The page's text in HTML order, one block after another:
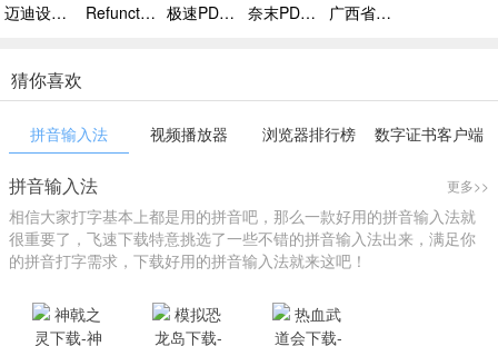
迈迪设计宝2018工作站下载，迈迪设计宝电脑版下载 v3.0.12.2 Refunct下载，Refunct中文免安装下载 v1.0 极速PDF阅读器下载，极速PDF阅读器下载 v3.0.0.1031 奈末PDF批量打印助手下载，奈末PDF批量打印助手电脑版下载 v9.5 广西省自然人税收管理系统扣缴客户端下载，广西省自然人税收管理系统扣缴客户端下载 v3.1.041
猜你喜欢
拼音输入法 视频播放器 浏览器排行榜 数字证书客户端
拼音输入法 更多>>
相信大家打字基本上都是用的拼音吧，那么一款好用的拼音输入法就
很重要了，飞速下载特意挑选了一些不错的拼音输入法出来，满足你
的拼音打字需求，下载好用的拼音输入法就来这吧！